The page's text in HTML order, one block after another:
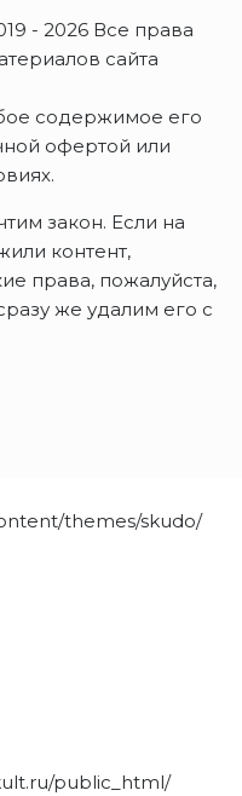
- 2026 Все права
сайта
содержимое его
офертой или
закон. Если на
контент,
права, пожалуйста,
же удалим его с
themes/skudo/
public_html/